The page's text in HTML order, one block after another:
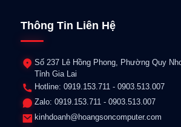
Thông Tin Liên Hệ
Số 237 Lê Hồng Phong, Phường Quy
Tỉnh Gia Lai
Hotline: 0919.153.711 - 0903.513.007
Zalo: 0919.153.711 - 0903.513.007
kinhdoanh@hoangsoncomputer.com